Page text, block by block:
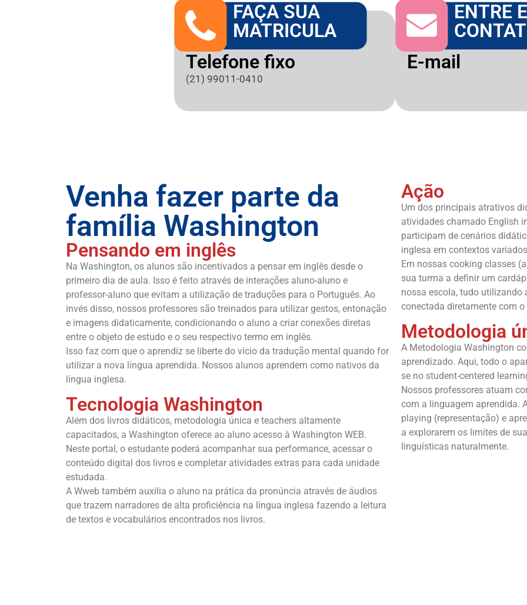
FAÇA SUA
MATRICULA
Telefone fixo
(21) 99011-0410
ENTRE
E-mail
Venha fazer parte da
família Washington
Pensando em inglês
Na Washington, os alunos são incentivados a pensar em inglês desde o
primeiro dia de aula. Isso é feito através de interações aluno-aluno e
professor-aluno que evitam a utilização de traduções para o Português. Ao
invés disso, nossos professores são treinados para utilizar gestos, entonação
e imagens didaticamente, condicionando o aluno a criar conexões diretas
entre o objeto de estudo e o seu respectivo termo em inglês.
Isso faz com que o aprendiz se liberte do vício da tradução mental quando for
utilizar a nova língua aprendida. Nossos alunos aprendem como nativos da
língua inglesa.
Tecnologia Washington
Além dos livros didáticos, metodologia única e teachers altamente
capacitados, a Washington oferece ao aluno acesso à Washington WEB.
Neste portal, o estudante poderá acompanhar sua performance, acessar o
conteúdo digital dos livros e completar atividades extras para cada unidade
estudada.
A Wweb também auxilia o aluno na prática da pronúncia através de áudios
que trazem narradores de alta proficiência na língua inglesa fazendo a leitura
de textos e vocabulários encontrados nos livros.
Ação
Um dos principais atrativos
atividades chamado English
participam de cenários
inglesa em contextos
Em nossas cooking classes
sua turma a definir um
nossa escola, tudo utilizando
conectada diretamente com
Metodologia
A Metodologia Washington
aprendizado. Aqui, todo o
se no student-centered
Nossos professores atuam
com a linguagem aprendida.
playing (representação) e
a explorarem os limites de
linguísticas naturalmente.